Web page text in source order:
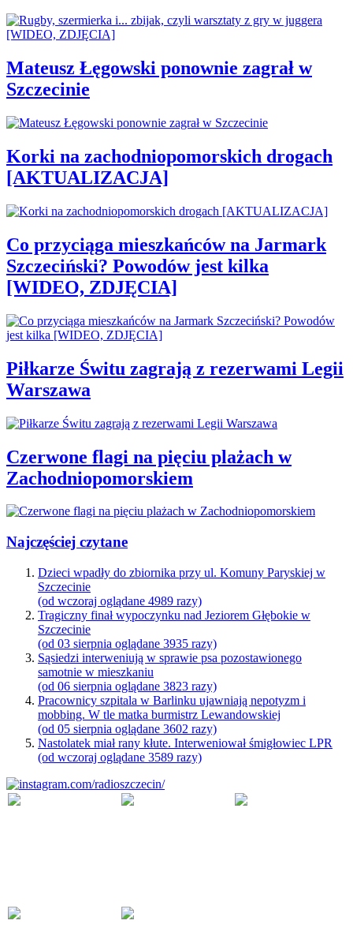
Mateusz Łęgowski ponownie zagrał w
Szczecinie
Korki na zachodniopomorskich drogach
[AKTUALIZACJA]
Co przyciąga mieszkańców na Jarmark
Szczeciński? Powodów jest kilka
[WIDEO, ZDJĘCIA]
Piłkarze Świtu zagrają z rezerwami Legii
Warszawa
Czerwone flagi na pięciu plażach w
Zachodniopomorskiem
Najczęściej czytane
Dzieci wpadły do zbiornika przy ul. Komuny Paryskiej w
Szczecinie
(od wczoraj oglądane 4989 razy)
Tragiczny finał wypoczynku nad Jeziorem Głębokie w
Szczecinie
(od 03 sierpnia oglądane 3935 razy)
Sąsiedzi interweniują w sprawie psa pozostawionego
samotnie w mieszkaniu
(od 06 sierpnia oglądane 3823 razy)
Pracownicy szpitala w Barlinku ujawniają nepotyzm i
mobbing. W tle matka burmistrz Lewandowskiej
(od 05 sierpnia oglądane 3602 razy)
Nastolatek miał rany kłute. Interweniował śmigłowiec LPR
(od wczoraj oglądane 3589 razy)